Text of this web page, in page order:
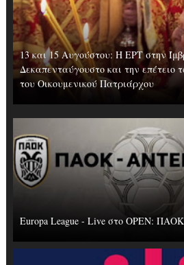
13 και 15 Αυγούστου: Η ΕΡΤ στην
Δεκαπενταύγουστο και την επέτειο
του Οικουμενικού Πατριάρχου
Europa League - Live στο OΡΕΝ: